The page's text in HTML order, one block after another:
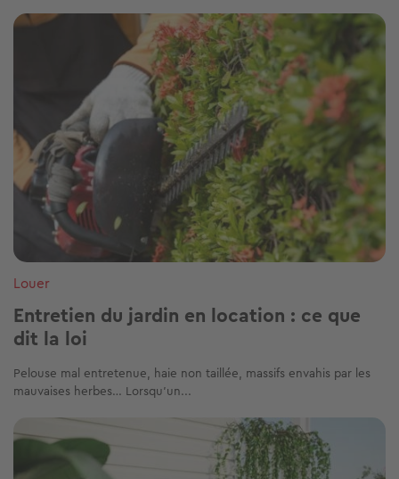
Image
Louer
Entretien du jardin en location : ce que
dit la loi
Pelouse mal entretenue, haie non taillée, massifs envahis par les
mauvaises herbes… Lorsqu’un...